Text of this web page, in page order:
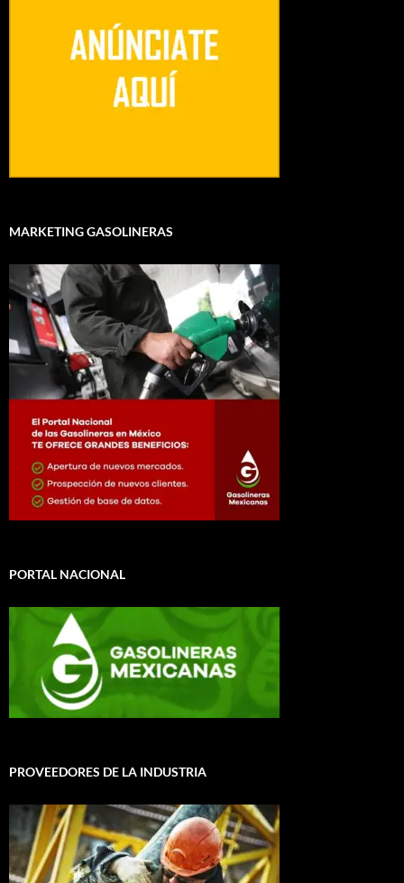
MARKETING GASOLINERAS
PORTAL NACIONAL
PROVEEDORES DE LA INDUSTRIA